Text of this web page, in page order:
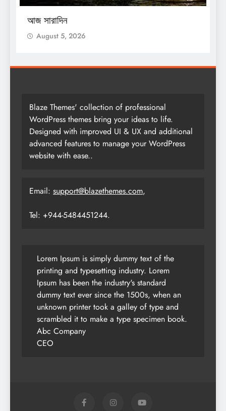
আজ সারাদিন
August 5, 2026
Blaze Themes' collection of professional
WordPress themes bring your ideas to life.
Designed with improved UI & UX and additional
advanced features to manage your WordPress
website with ease..
Email: support@blazethemes.com,
Tel: +944-5484451244.
Lorem Ipsum is simply dummy text of the
printing and typesetting industry. Lorem
Ipsum has been the industry's standard
dummy text ever since the 1500s, when an
unknown printer took a galley of type and
scrambled it to make a type specimen book.
Abc Company
CEO